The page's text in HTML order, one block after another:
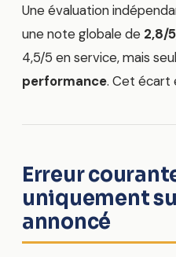
Une évaluation
une note globale de 2,8/5
4,5/5 en service, mais
performance. Cet écart
Erreur
uniquement
annoncé